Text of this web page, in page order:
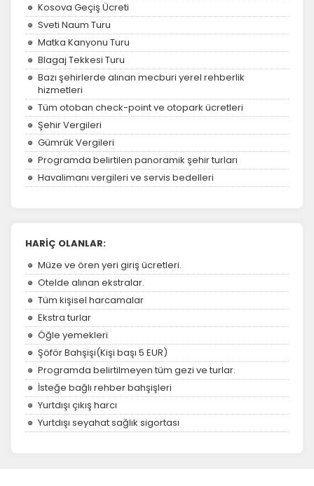
Kosova Geçiş Ücreti
Sveti Naum Turu
Matka Kanyonu Turu
Blagaj Tekkesi Turu
Bazı şehirlerde alınan mecburi yerel rehberlik
hizmetleri
Tüm otoban check-point ve otopark ücretleri
Şehir Vergileri
Gümrük Vergileri
Programda belirtilen panoramik şehir turları
Havalimanı vergileri ve servis bedelleri
HARİÇ OLANLAR:
Müze ve ören yeri giriş ücretleri.
Otelde alınan ekstralar.
Tüm kişisel harcamalar
Ekstra turlar
Öğle yemekleri
Şöför Bahşişi(Kişi başı 5 EUR)
Programda belirtilmeyen tüm gezi ve turlar.
İsteğe bağlı rehber bahşişleri
Yurtdışı çıkış harcı
Yurtdışı seyahat sağlık sigortası